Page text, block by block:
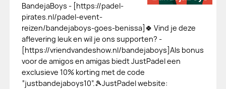
BandejaBoys - [⁠https://padel-
pirates.nl/padel-event-
reizen/bandejaboys-goes-benissa⁠]🍀 Vind je deze
aflevering leuk en wil je ons supporten? -
[⁠https://vriendvandeshow.nl/bandejaboys⁠]Als bonus
voor de amigos en amigas biedt JustPadel een
exclusieve 10% korting met de code
“justbandejaboys10”.🎾JustPadel website: